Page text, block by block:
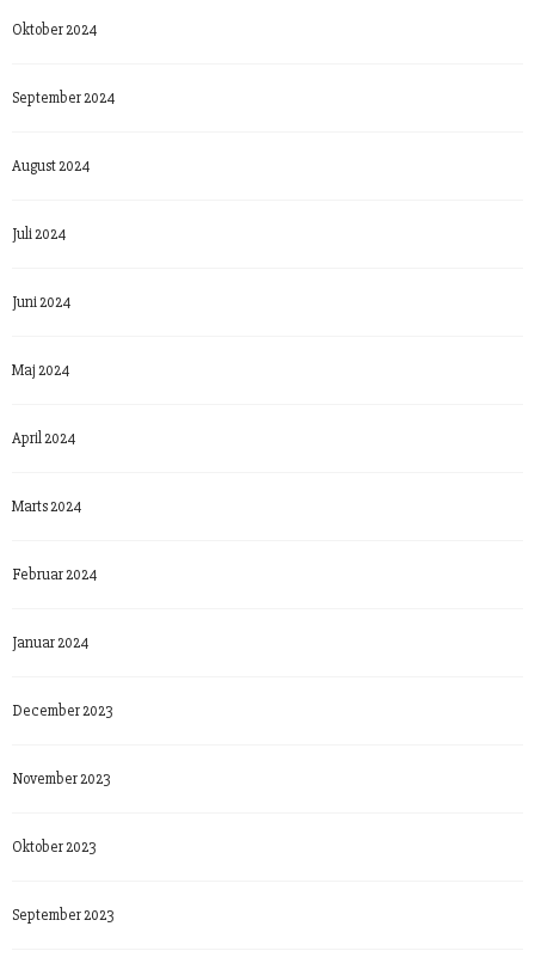
Oktober 2024
September 2024
August 2024
Juli 2024
Juni 2024
Maj 2024
April 2024
Marts 2024
Februar 2024
Januar 2024
December 2023
November 2023
Oktober 2023
September 2023